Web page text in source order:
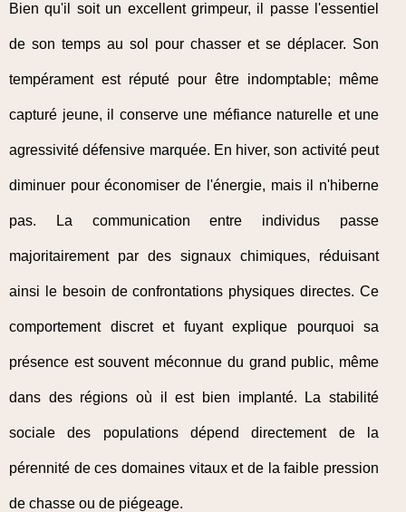
Bien qu'il soit un excellent grimpeur, il passe l'essentiel
de son temps au sol pour chasser et se déplacer. Son
tempérament est réputé pour être indomptable; même
capturé jeune, il conserve une méfiance naturelle et une
agressivité défensive marquée. En hiver, son activité peut
diminuer pour économiser de l'énergie, mais il n'hiberne
pas. La communication entre individus passe
majoritairement par des signaux chimiques, réduisant
ainsi le besoin de confrontations physiques directes. Ce
comportement discret et fuyant explique pourquoi sa
présence est souvent méconnue du grand public, même
dans des régions où il est bien implanté. La stabilité
sociale des populations dépend directement de la
pérennité de ces domaines vitaux et de la faible pression
de chasse ou de piégeage.